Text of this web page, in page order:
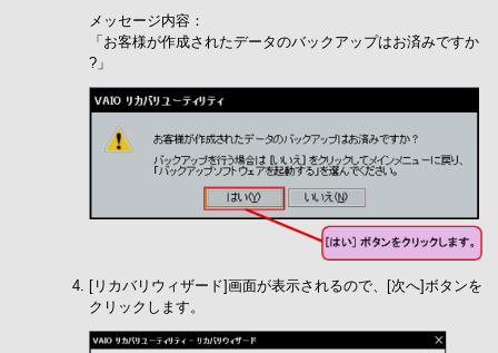
メッセージ内容：
「お客様が作成されたデータのバックアップはお済みですか
?」
[リカバリウィザード]画面が表示されるので、[次へ]ボタンを
クリックします。